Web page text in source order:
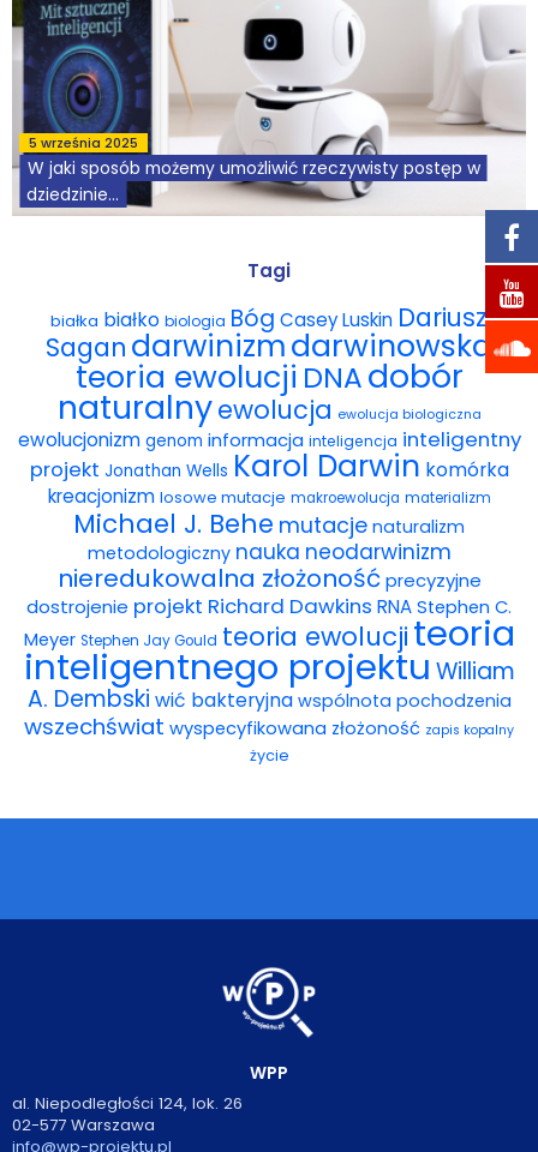
Konferencje, webinaria i debaty
Wywiady i wykłady
Podcasty
Filmy
FAQ
Kontakt
5 września 2025
W jaki sposób możemy umożliwić rzeczywisty postęp w
dziedzinie...
artificial intelligence] oznacza wykroczenie poza indukcję
i analizę danych. Naukowcy muszą zacząć traktować...
Tagi
białka białko biologia Bóg Casey Luskin Dariusz
Sagan darwinizmdarwinowska
teoria ewolucji DNAdobór
naturalnyewolucja ewolucja biologiczna
ewolucjonizm genom informacja inteligencja inteligentny
projekt Jonathan Wells Karol Darwin komórka
kreacjonizm losowe mutacje makroewolucja materializm
Michael J. Behe mutacje naturalizm
metodologiczny nauka neodarwinizm
nieredukowalna złożoność precyzyjne
dostrojenie projekt Richard Dawkins RNA Stephen C.
Meyer Stephen Jay Gould teoria ewolucji teoria
inteligentnego projektu William
A. Dembski wić bakteryjna wspólnota pochodzenia
wszechświat wyspecyfikowana złożoność zapis kopalny
życie
WPP
al. Niepodległości 124, lok. 26
02-577 Warszawa
info@wp-projektu.pl